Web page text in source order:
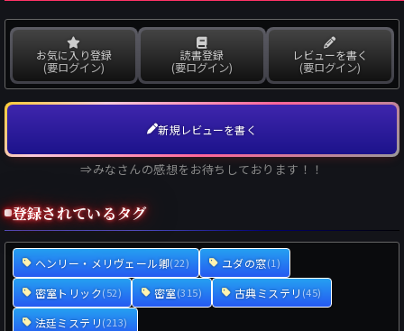
お気に入り登録
(要ログイン)
読書登録
(要ログイン)
レビューを書く
(要ログイン)
新規レビューを書く
⇒みなさんの感想をお待ちしております！！
登録されているタグ
ヘンリー・メリヴェール卿(22) ユダの窓(1)
密室トリック(52) 密室(315) 古典ミステリ(45)
法廷ミステリ(213)